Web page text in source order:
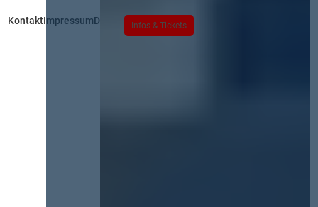
Infos & Tickets
KontaktImpressumDatenschutz